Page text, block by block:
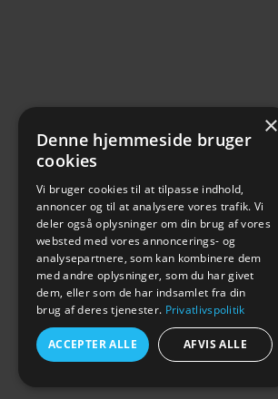
×
Denne hjemmeside bruger
cookies
Vi bruger cookies til at tilpasse indhold,
annoncer og til at analysere vores trafik. Vi
deler også oplysninger om din brug af vores
websted med vores annoncerings- og
analysepartnere, som kan kombinere dem
med andre oplysninger, som du har givet
dem, eller som de har indsamlet fra din
brug af deres tjenester. Privatlivspolitik
ACCEPTER ALLE AFVIS ALLE